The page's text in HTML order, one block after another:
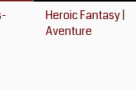
Heroic Fantasy
Aventure